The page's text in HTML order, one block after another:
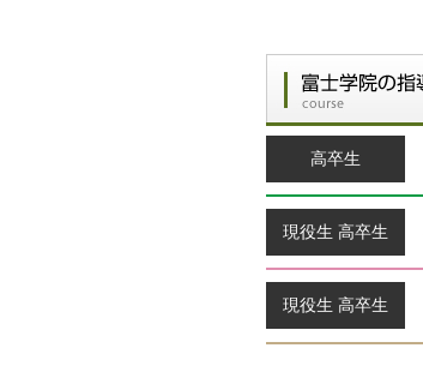
高卒生
現役生 高卒生
現役生 高卒生